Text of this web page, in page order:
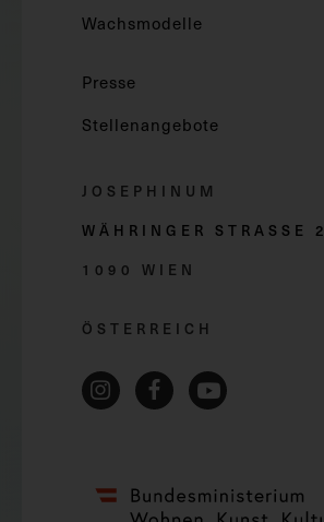
Wachsmodelle
Presse
Stellenangebote
JOSEPHINUM
WÄHRINGER STRASSE 2
1090 WIEN
ÖSTERREICH